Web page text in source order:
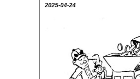
2025-04-24